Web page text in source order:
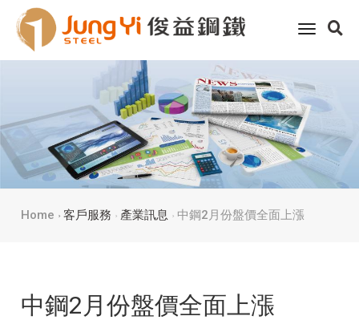
toggle
Home 客戶服務 產業訊息 中鋼2月份盤價全面上漲
中鋼2月份盤價全面上漲